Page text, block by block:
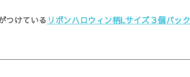
つけている リボンハロウィン柄Lサイズ３個パック